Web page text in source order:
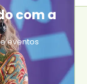
com a
eventos